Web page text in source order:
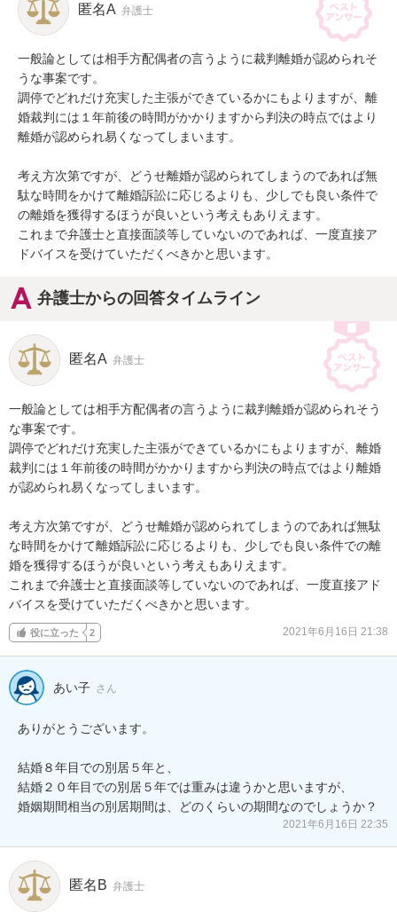
匿名A 弁護士
一般論としては相手方配偶者の言うように裁判離婚が認められそ
うな事案です。
調停でどれだけ充実した主張ができているかにもよりますが、離
婚裁判には１年前後の時間がかかりますから判決の時点ではより
離婚が認められ易くなってしまいます。
考え方次第ですが、どうせ離婚が認められてしまうのであれば無
駄な時間をかけて離婚訴訟に応じるよりも、少しでも良い条件で
の離婚を獲得するほうが良いという考えもありえます。
これまで弁護士と直接面談等していないのであれば、一度直接ア
ドバイスを受けていただくべきかと思います。
弁護士からの回答タイムライン
匿名A 弁護士
一般論としては相手方配偶者の言うように裁判離婚が認められそう
な事案です。
調停でどれだけ充実した主張ができているかにもよりますが、離婚
裁判には１年前後の時間がかかりますから判決の時点ではより離婚
が認められ易くなってしまいます。
考え方次第ですが、どうせ離婚が認められてしまうのであれば無駄
な時間をかけて離婚訴訟に応じるよりも、少しでも良い条件での離
婚を獲得するほうが良いという考えもありえます。
これまで弁護士と直接面談等していないのであれば、一度直接アド
バイスを受けていただくべきかと思います。
役に立った 2 2021年6月16日 21:38
あい子 さん
ありがとうございます。
結婚８年目での別居５年と、
結婚２０年目での別居５年では重みは違うかと思いますが、
婚姻期間相当の別居期間は、どのくらいの期間なのでしょうか？
2021年6月16日 22:35
匿名B 弁護士